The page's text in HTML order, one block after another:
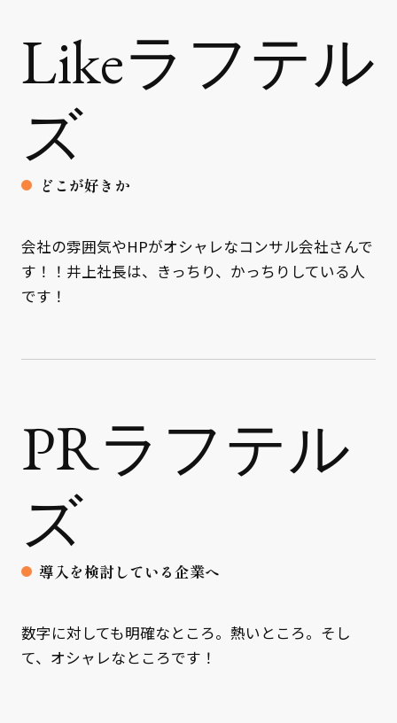
Likeラフテル
ズ
どこが好きか
会社の雰囲気やHPがオシャレなコンサル会社さんで
す！！井上社長は、きっちり、かっちりしている人
です！
PRラフテル
ズ
導入を検討している企業へ
数字に対しても明確なところ。熱いところ。そし
て、オシャレなところです！